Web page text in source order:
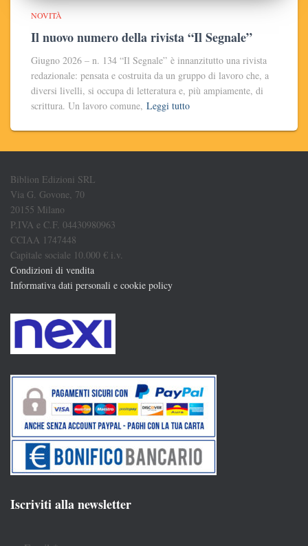
NOVITÀ
Il nuovo numero della rivista “Il Segnale”
Giugno 2026 – n. 134 “Il Segnale” è innanzitutto una rivista
redazionale: pensata e costruita da un gruppo di lavoro che, a
diversi livelli, si occupa di letteratura e, più ampiamente, di
scrittura. Un lavoro comune, Leggi tutto
Biblion Edizioni SRL
Via G. Govone, 70
20155 Milano
P.IVA e C.F. 04430980963
CCIAA 1747448
Capitale sociale 10.000 € i.v.
Condizioni di vendita
Informativa dati personali e cookie policy
Iscriviti alla newsletter